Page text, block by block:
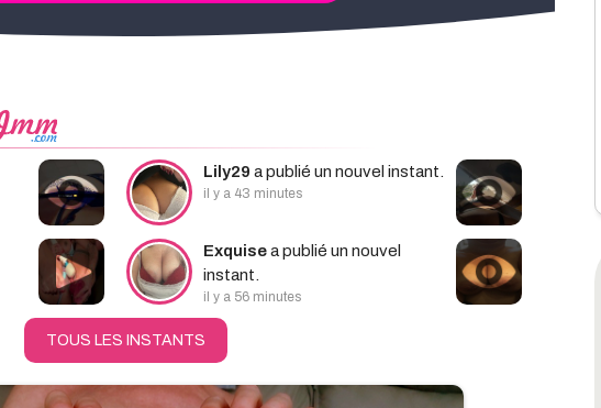
Lily29 a publié un nouvel instant.
il y a 43 minutes
Exquisea publié un nouvel
instant.
il y a 56 minutes
TOUS LES INSTANTS